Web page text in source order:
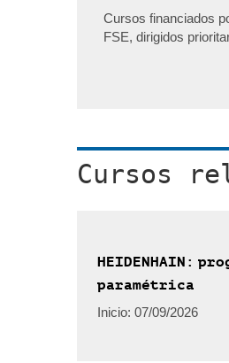
Cursos financiados
FSE, dirigidos
Cursos
HEIDENHAIN:
paramétrica
Inicio: 07/09/2026